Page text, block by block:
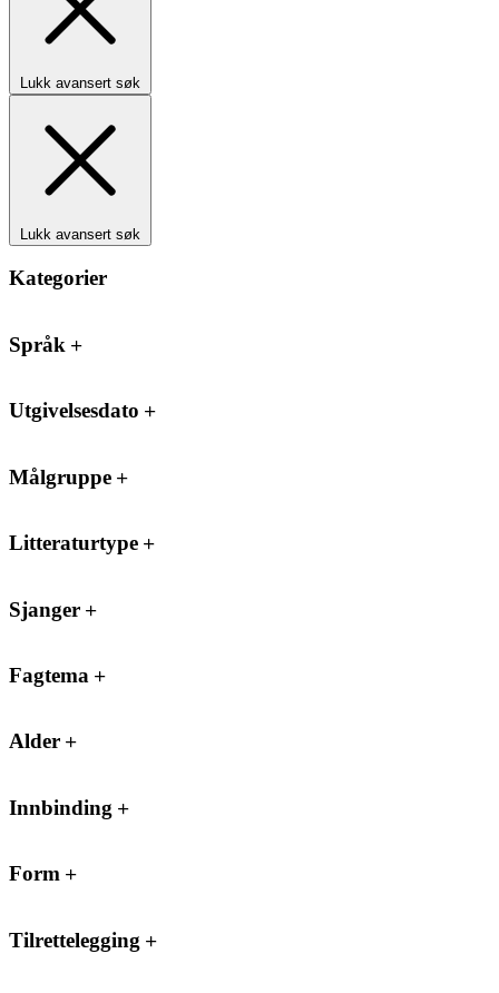
Lukk avansert søk
Lukk avansert søk
Kategorier
Språk
Utgivelsesdato
Målgruppe
Litteraturtype
Sjanger
Fagtema
Alder
Innbinding
Form
Tilrettelegging